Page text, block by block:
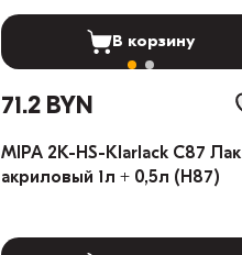
В корзину
71.2 BYN
MIPA 2К-HS-Klarlack C87 Лак
акриловый 1л + 0,5л (Н87)